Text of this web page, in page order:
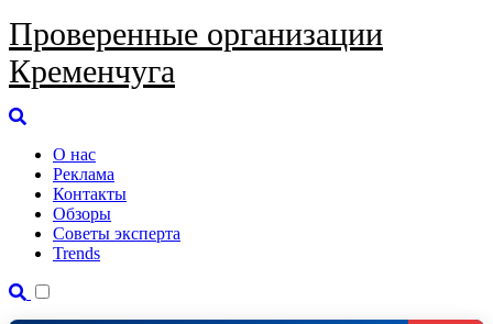
Проверенные организации
Кременчуга
О нас
Реклама
Контакты
Обзоры
Советы эксперта
Trends